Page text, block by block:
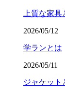
上質な家具
2026/05/12
学ランとは
2026/05/11
ジャケット